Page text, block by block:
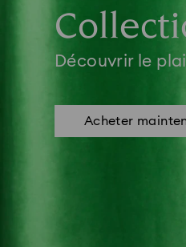
Découvrir le
Acheter